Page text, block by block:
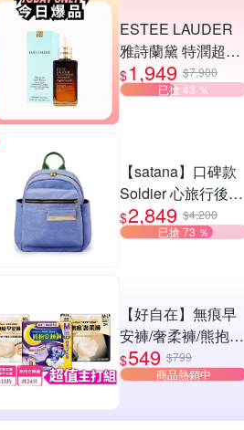
ESTEE LAUDER
雅詩蘭黛 特潤超導
全方位修護露
100ml
$1,949 $7,900
已搶 43 ％
【satana】口碑款
Soldier 心旅行後背
包 輕量防潑水 11吋
平板 減壓止滑背帶
$2,849 $4,200
已搶 73 ％
【好自在】無痕早
安褲/奢柔褲/熊抱安
睡褲 超值組任選一
組 -生理褲/衛生棉
睡褲24片)
$549 $799
商品熱銷中